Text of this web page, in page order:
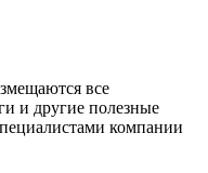
все
и другие полезные
компании